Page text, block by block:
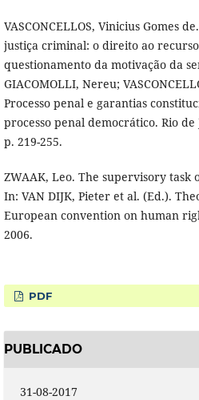
VASCONCELLOS, Vinicius Gomes
justiça criminal: o direito ao
questionamento da motivação da
GIACOMOLLI, Nereu;
Processo penal e garantias
processo penal democrático. Rio
p. 219-255.
ZWAAK, Leo. The supervisory task
In: VAN DIJK, Pieter et al. (Ed.).
European convention on human
2006.
PDF
PUBLICADO
31-08-2017